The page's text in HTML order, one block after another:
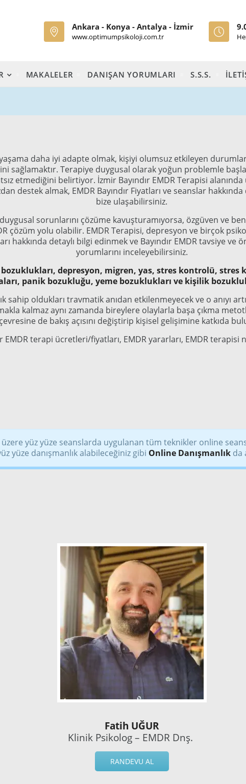
Ankara - Konya - Antalya - İzmir
www.optimumpsikoloji.com.tr
MAKALELER DANIŞAN YORUMLARI S.S.S.
daha iyi adapte olmak, kişiyi olumsuz etkileyen
sağlamaktır. Terapiye duygusal olarak yoğun problemle
etmediğini belirtiyor. İzmir Bayındır EMDR Terapisi alanında
destek almak, EMDR Bayındır Fiyatları ve seanslar
bize ulaşabilirsiniz.
duygusal sorunlarını çözüme kavuşturamıyorsa, özgüven ve
çözüm yolu olabilir. EMDR Terapisi, depresyon ve birçok
hakkında detaylı bilgi edinmek ve Bayındır EMDR tavsiye ve
yorumlarını inceleyebilirsiniz.
depresyon, migren, yas, stres kontrolü, stres
panik bozukluğu, yeme bozuklukları ve kişilik
sahip oldukları travmatik anıdan etkilenmeyecek ve o anıyı
kalmaz aynı zamanda bireylere olaylarla başa çıkma
çevresine de bakış açısını değiştirip kişisel gelişimine katkıda
EMDR terapi ücretleri/fiyatları, EMDR yararları, EMDR terapisi
yüz yüze seanslarda uygulanan tüm teknikler online
yüze danışmanlık alabileceğiniz gibi Online Danışmanlık da
Fatih UĞUR
Klinik Psikolog – EMDR Dnş.
RANDEVU AL